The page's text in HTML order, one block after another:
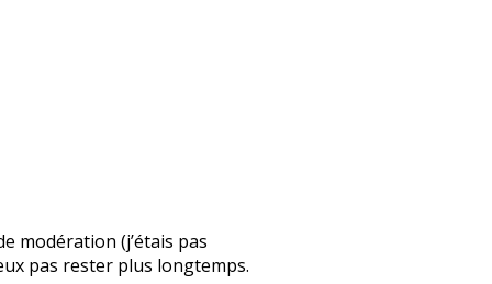
modération (j’étais pas
pas rester plus longtemps.